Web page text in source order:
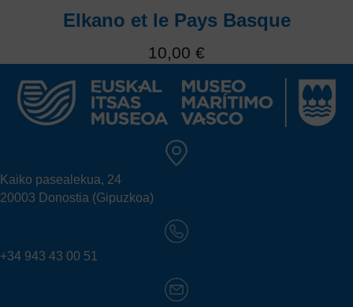
Elkano et le Pays Basque
10,00 €
Ce livre contient une collection des contributions
fondamentales du Pays Basque qui ont rendu possible le
Premier Tour du Monde. Créé dans le cadre du projet
Kaiko pasealekua, 24
20003 Donostia (Gipuzkoa)
+34 943 43 00 51